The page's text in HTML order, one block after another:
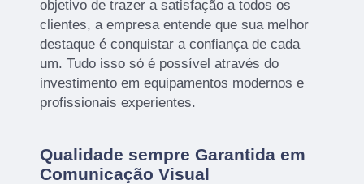
objetivo de trazer a satisfação a todos os
clientes, a empresa entende que sua melhor
destaque é conquistar a confiança de cada
um. Tudo isso só é possível através do
investimento em equipamentos modernos e
profissionais experientes.
Qualidade sempre Garantida em
Comunicação Visual